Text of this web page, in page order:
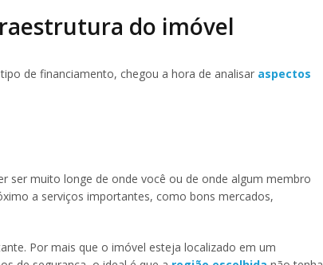
do imóvel
de financiamento, chegou a hora de analisar aspectos
ser muito longe de onde você ou de onde algum membro
a serviços importantes, como bons mercados,
Por mais que o imóvel esteja localizado em um